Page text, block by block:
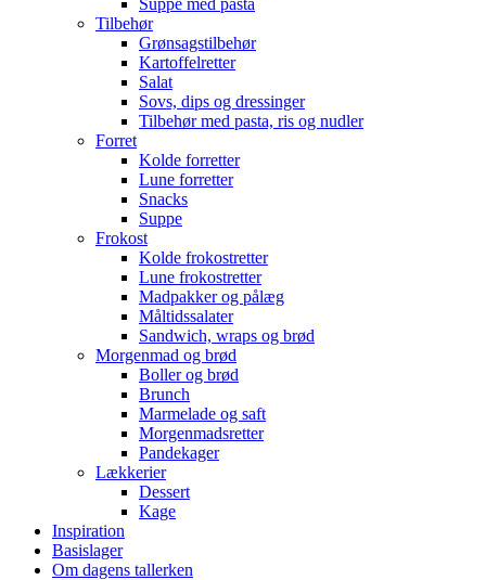
Suppe med pasta
Tilbehør
Grønsagstilbehør
Kartoffelretter
Salat
Sovs, dips og dressinger
Tilbehør med pasta, ris og nudler
Forret
Kolde forretter
Lune forretter
Snacks
Suppe
Frokost
Kolde frokostretter
Lune frokostretter
Madpakker og pålæg
Måltidssalater
Sandwich, wraps og brød
Morgenmad og brød
Boller og brød
Brunch
Marmelade og saft
Morgenmadsretter
Pandekager
Lækkerier
Dessert
Kage
Inspiration
Basislager
Om dagens tallerken